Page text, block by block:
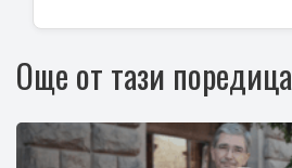
Още от тази поредица